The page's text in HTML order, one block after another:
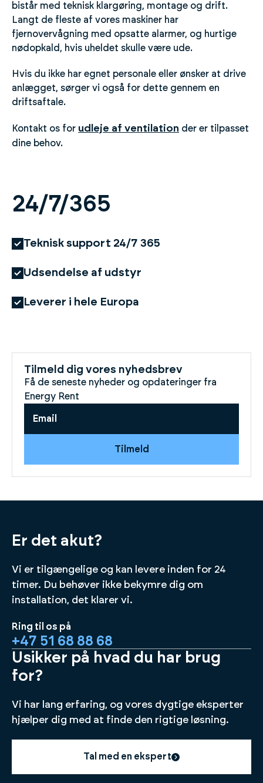
bistår med teknisk klargøring, montage og drift.
Langt de fleste af vores maskiner har
fjernovervågning med opsatte alarmer, og hurtige
nødopkald, hvis uheldet skulle være ude.
Hvis du ikke har egnet personale eller ønsker at drive
anlægget, sørger vi også for dette gennem en
driftsaftale.
Kontakt os for udleje af ventilation der er tilpasset
dine behov.
24/7/365
Teknisk support 24/7 365
Udsendelse af udstyr
Leverer i hele Europa
Tilmeld dig vores nyhedsbrev
Få de seneste nyheder og opdateringer fra
Energy Rent
Tilmeld
Er det akut?
Vi er tilgængelige og kan levere inden for 24
timer. Du behøver ikke bekymre dig om
installation, det klarer vi.
Ring til os på
+47 51 68 88 68
Usikker på hvad du har brug
for?
Vi har lang erfaring, og vores dygtige eksperter
hjælper dig med at finde den rigtige løsning.
Tal med en ekspert